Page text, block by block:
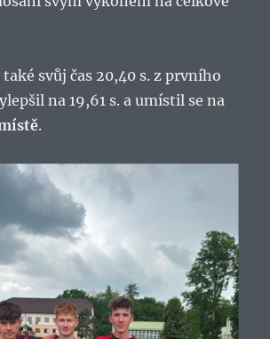
svůj čas 20,40 s. z prvního
na 19,61 s. a umístil se na
.